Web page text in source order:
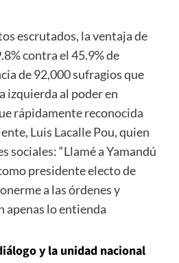
escrutados, la ventaja de
contra el 45.9% de
de 92,000 sufragios que
izquierda al poder en
rápidamente reconocida
Luis Lacalle Pou, quien
sociales: “Llamé a Yamandú
presidente electo de
a las órdenes y
apenas lo entienda
y la unidad nacional